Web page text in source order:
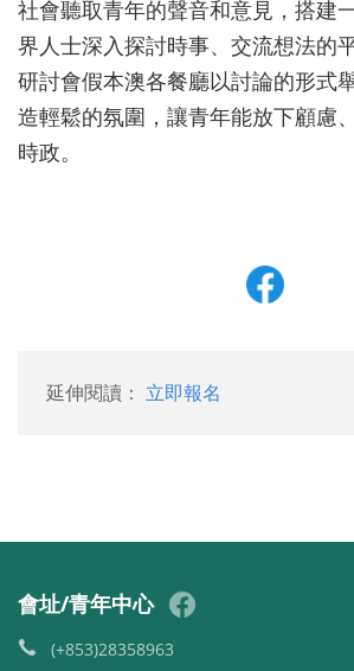
社會聽取青年的聲音和意見，搭建
界人士深入探討時事、交流想法的平
研討會假本澳各餐廳以討論的形式
造輕鬆的氛圍， 讓青年能放下顧慮
時政。
延伸閱讀： 立即報名
會址/青年中心
(+853)28358963